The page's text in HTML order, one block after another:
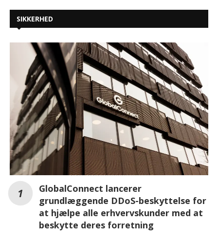
SIKKERHED
GlobalConnect lancerer
grundlæggende DDoS-beskyttelse for
at hjælpe alle erhvervskunder med at
beskytte deres forretning